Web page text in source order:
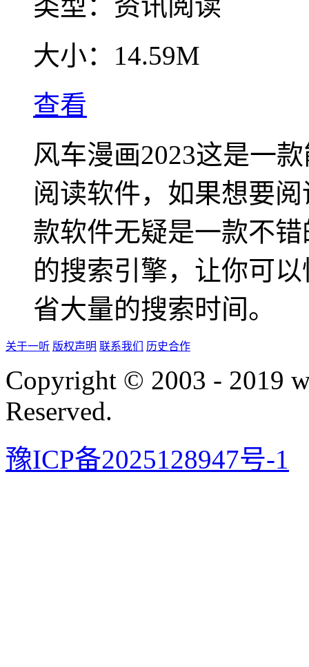
类型： 资讯阅读
大小： 14.59M
查看
风车漫画2023这是一
阅读软件，如果想要
款软件无疑是一款不
的搜索引擎，让你可
省大量的搜索时间。
关于一听 版权声明 联系我们 历史合作
Copyright © 2003 - 2019
Reserved.
豫ICP备2025128947号-1